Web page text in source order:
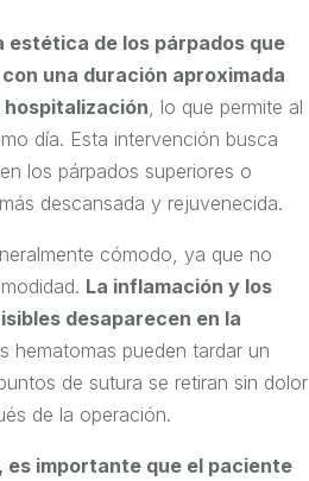
de los párpados que
una duración aproximada
hospitalización, lo que permite al
día. Esta intervención busca
los párpados superiores o
descansada y rejuvenecida.
cómodo, ya que no
La inflamación y los
desaparecen en la
hematomas pueden tardar un
de sutura se retiran sin dolor
de la operación.
importante que el paciente